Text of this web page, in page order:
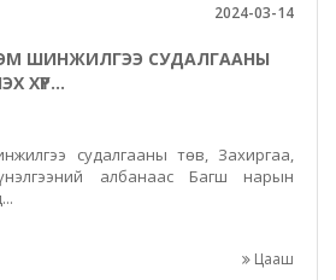
2024-03-14
ШИНЖИЛГЭЭ СУДАЛГААНЫ
ХҮР...
судалгааны төв, Захиргаа,
албанаас Багш нарын
Цааш